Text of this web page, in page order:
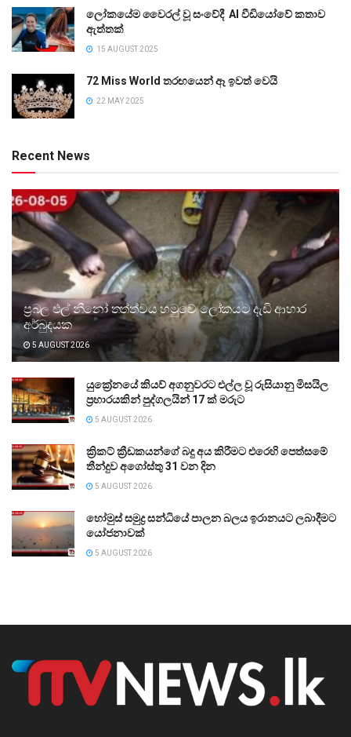
ලෝකයේම වෛරල් වූ සංවේදී AI වීඩියෝවේ කතාව
ඇත්තක්
15 AUGUST 2025
72 Miss World තරඟයෙන් ඈ ඉවත් වෙයි
22 MAY 2025
Recent News
ප්‍රබල එල් නීනෝ තත්ත්වය හමුවේ ලෝකයට දැඩි ආහාර
අර්බුදයක
5 AUGUST 2026
යුක්‍රේනයේ කියව් අගනුවරට එල්ල වූ රුසියානු මිසයිල
ප්‍රහාරයකින් පුද්ගලයින් 17 ක් මරුට
5 AUGUST 2026
ක්‍රිකට් ක්‍රීඩකයන්ගේ බදු අය කිරීමට එරෙහි පෙත්සමේ
තීන්දුව අගෝස්තු 31 වන දින
5 AUGUST 2026
හෝමුස් සමුද්‍ර සන්ධියේ පාලන බලය ඉරානයට ලබාදීමට
යෝජනාවක්
5 AUGUST 2026